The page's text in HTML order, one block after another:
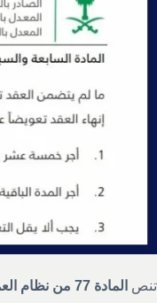
تنص المادة 77 من نظام العمل السعودي